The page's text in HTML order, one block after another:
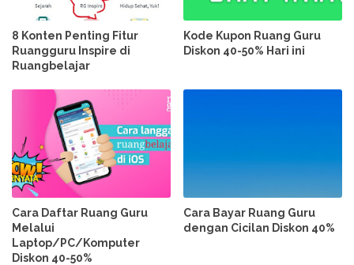
8 Konten Penting Fitur
Ruangguru Inspire di
Ruangbelajar
Kode Kupon Ruang Guru
Diskon 40-50% Hari ini
Cara Daftar Ruang Guru
Melalui
Laptop/PC/Komputer
Diskon 40-50%
Cara Bayar Ruang Guru
dengan Cicilan Diskon 40%